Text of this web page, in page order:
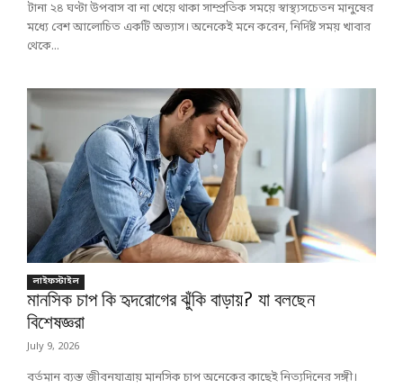
টানা ২৪ ঘণ্টা উপবাস বা না খেয়ে থাকা সাম্প্রতিক সময়ে স্বাস্থ্যসচেতন মানুষের
মধ্যে বেশ আলোচিত একটি অভ্যাস। অনেকেই মনে করেন, নির্দিষ্ট সময় খাবার
থেকে...
লাইফস্টাইল
মানসিক চাপ কি হৃদরোগের ঝুঁকি বাড়ায়? যা বলছেন
বিশেষজ্ঞরা
July 9, 2026
বর্তমান ব্যস্ত জীবনযাত্রায় মানসিক চাপ অনেকের কাছেই নিত্যদিনের সঙ্গী।